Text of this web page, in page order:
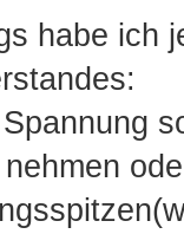
habe ich